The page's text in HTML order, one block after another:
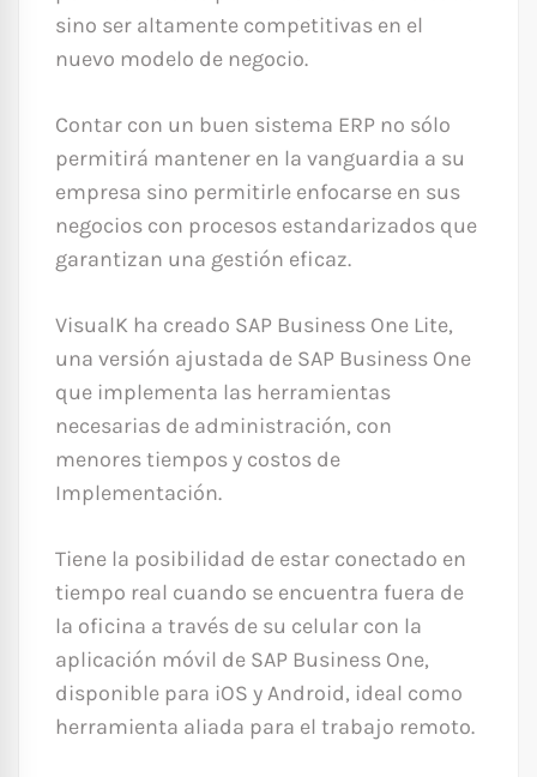
sino ser altamente competitivas en el
nuevo modelo de negocio.
Contar con un buen sistema ERP no sólo
permitirá mantener en la vanguardia a su
empresa sino permitirle enfocarse en sus
negocios con procesos estandarizados que
garantizan una gestión eficaz.
VisualK ha creado SAP Business One Lite,
una versión ajustada de SAP Business One
que implementa las herramientas
necesarias de administración, con
menores tiempos y costos de
Implementación.
Tiene la posibilidad de estar conectado en
tiempo real cuando se encuentra fuera de
la oficina a través de su celular con la
aplicación móvil de SAP Business One,
disponible para iOS y Android, ideal como
herramienta aliada para el trabajo remoto.